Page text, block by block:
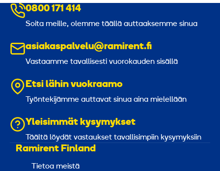
0800 171 414
Soita meille, olemme täällä auttaaksemme sinua
asiakaspalvelu@ramirent.fi
Vastaamme tavallisesti vuorokauden sisällä
Etsi lähin vuokraamo
Työntekijämme auttavat sinua aina mielellään
Yleisimmät kysymykset
Täältä löydät vastaukset tavallisimpiin kysymyksiin
Ramirent Finland
Tietoa meistä